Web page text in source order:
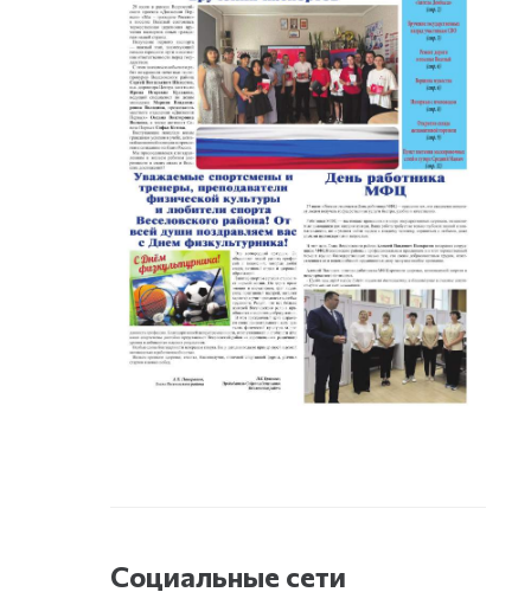
Социальные сети